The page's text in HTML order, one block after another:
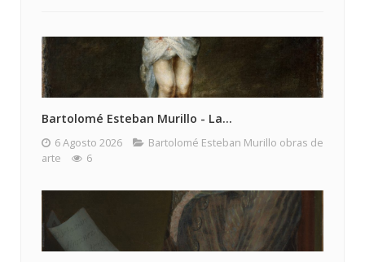
Bartolomé Esteban Murillo - La...
6 Agosto 2026
Bartolomé Esteban Murillo obras de
arte
6